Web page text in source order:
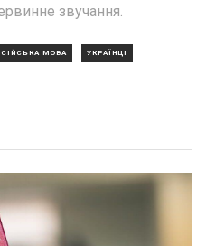
звучання.
МОВА УКРАЇНЦІ